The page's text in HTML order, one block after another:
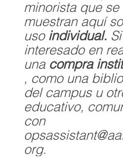
minorista que se
muestran aquí
uso individual.
interesado en
una compra
, como una
del campus u
educativo,
con
org.